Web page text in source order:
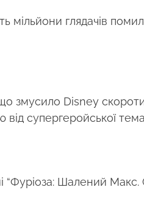
глядачів
змусило Disney
супергеройської
Шалений Макс.